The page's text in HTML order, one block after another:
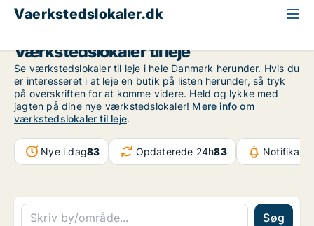
Vaerkstedslokaler.dk
Værkstedslokaler til leje
Se værkstedslokaler til leje i hele Danmark herunder. Hvis du
er interesseret i at leje en butik på listen herunder, så tryk
på overskriften for at komme videre. Held og lykke med
jagten på dine nye værkstedslokaler! Mere info om
værkstedslokaler til leje.
Nye i dag83 Opdaterede 24h83
Søg